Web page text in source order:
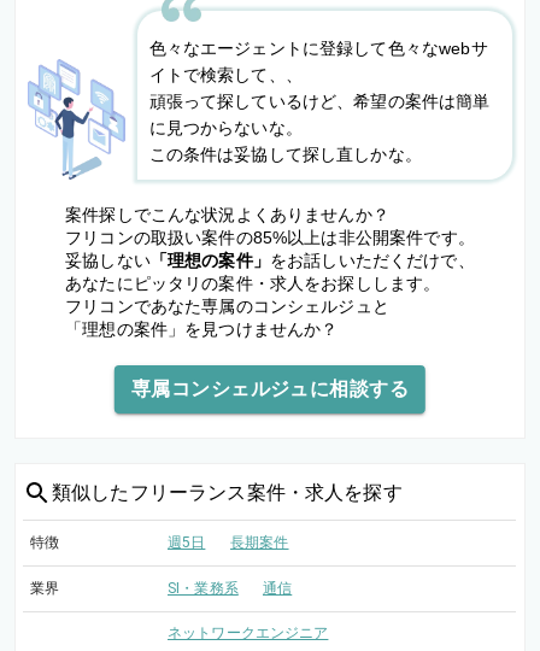
色々なエージェントに登録して色々なwebサ
イトで検索して、、
頑張って探しているけど、希望の案件は簡単
に見つからないな。
この条件は妥協して探し直しかな。
案件探しでこんな状況よくありませんか？
フリコンの取扱い案件の85%以上は非公開案件です。
妥協しない「理想の案件」 をお話しいただくだけで、
あなたにピッタリの案件・求人をお探しします。
フリコンであなた専属のコンシェルジュと
「理想の案件」を見つけませんか？
専属コンシェルジュに相談する
類似した フリーランス案件・求人を探す
特徴 週5日 長期案件
業界 SI・業務系 通信
ネットワークエンジニア